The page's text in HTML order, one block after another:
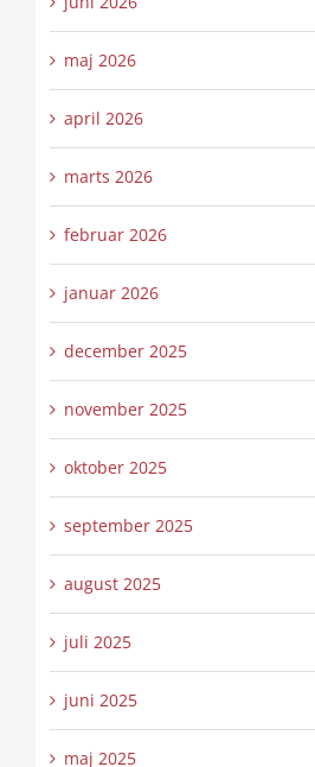
maj 2026
april 2026
marts 2026
februar 2026
januar 2026
december 2025
november 2025
oktober 2025
september 2025
august 2025
juli 2025
juni 2025
maj 2025